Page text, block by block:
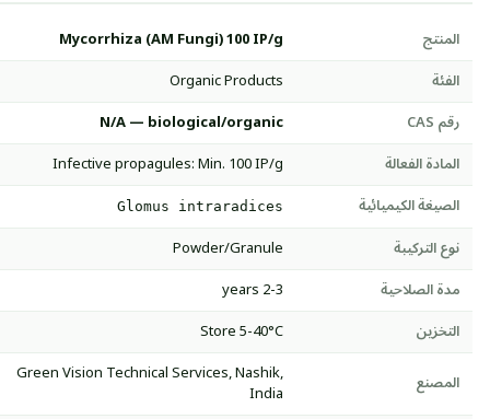
المنتج
Mycorrhiza (AM Fungi) 100 IP/g
الفئة
Organic Products
رقم CAS
N/A — biological/organic
المادة الفعالة
Infective propagules: Min. 100 IP/g
الصيغة الكيميائية
Glomus intraradices
نوع التركيبة
Powder/Granule
مدة الصلاحية
2-3 years
التخزين
Store 5-40°C
المصنع
Green Vision Technical Services, Nashik,
India